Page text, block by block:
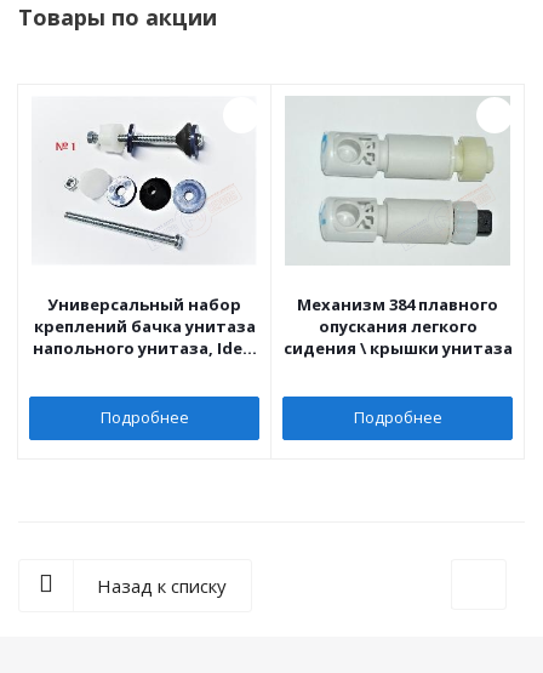
Товары по акции
Универсальный набор
креплений бачка унитаза
напольного унитаза, Ideal
Подробнее
Механизм 384 плавного
опускания легкого
сидения \ крышки унитаза
Подробнее
Назад к списку